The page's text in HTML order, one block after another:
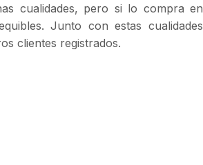
cualidades, pero si lo compra en
Junto con estas cualidades
clientes registrados.